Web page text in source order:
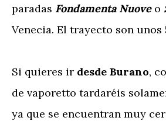
paradas Fondamenta Nuoveo
Venecia. El trayecto son unos
Si quieres ir desde Burano,
de vaporetto tardaréis
ya que se encuentran muy